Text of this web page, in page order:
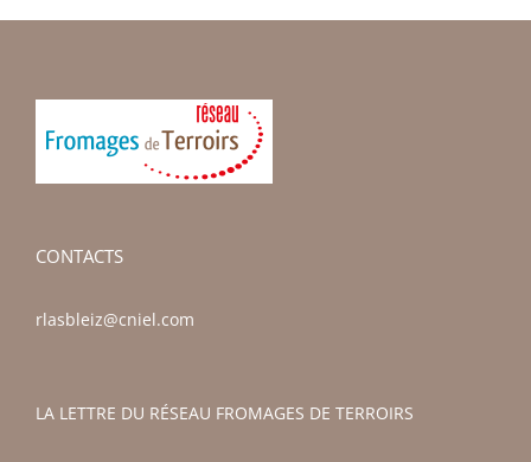
CONTACTS
rlasbleiz@cniel.com
LA LETTRE DU RÉSEAU FROMAGES DE TERROIRS